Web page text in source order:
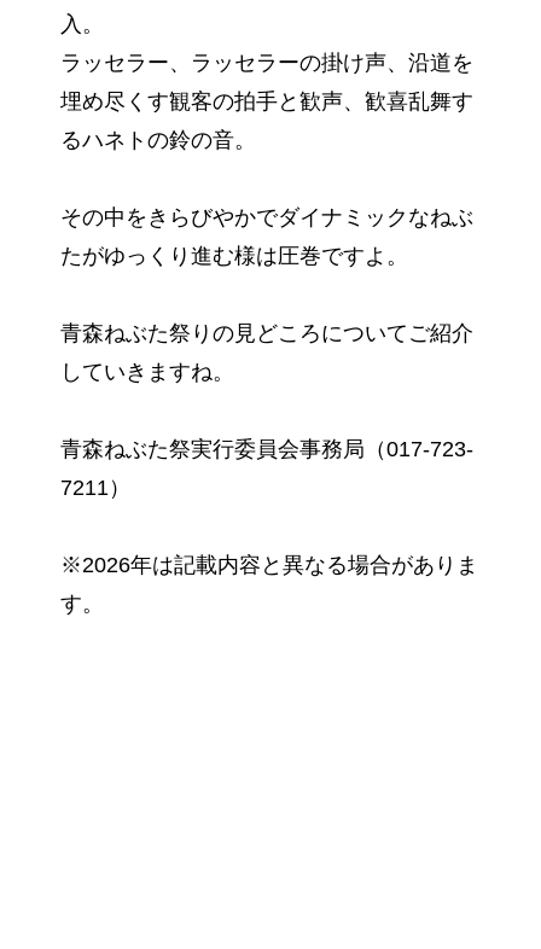
入。
ラッセラー、ラッセラーの掛け声、沿道を
埋め尽くす観客の拍手と歓声、歓喜乱舞す
るハネトの鈴の音。
その中をきらびやかでダイナミックなねぶ
たがゆっくり進む様は圧巻ですよ。
青森ねぶた祭りの見どころについてご紹介
していきますね。
青森ねぶた祭実行委員会事務局（017-723-
7211）
※2026年は記載内容と異なる場合がありま
す。